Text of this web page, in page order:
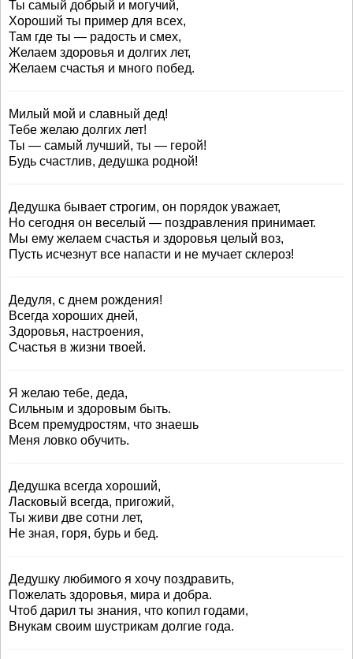
Ты самый добрый и могучий,
Хороший ты пример для всех,
Там где ты — радость и смех,
Желаем здоровья и долгих лет,
Желаем счастья и много побед.
Милый мой и славный дед!
Тебе желаю долгих лет!
Ты — самый лучший, ты — герой!
Будь счастлив, дедушка родной!
Дедушка бывает строгим, он порядок уважает,
Но сегодня он веселый — поздравления принимает.
Мы ему желаем счастья и здоровья целый воз,
Пусть исчезнут все напасти и не мучает склероз!
Дедуля, с днем рождения!
Всегда хороших дней,
Здоровья, настроения,
Счастья в жизни твоей.
Я желаю тебе, деда,
Сильным и здоровым быть.
Всем премудростям, что знаешь
Меня ловко обучить.
Дедушка всегда хороший,
Ласковый всегда, пригожий,
Ты живи две сотни лет,
Не зная, горя, бурь и бед.
Дедушку любимого я хочу поздравить,
Пожелать здоровья, мира и добра.
Чтоб дарил ты знания, что копил годами,
Внукам своим шустрикам долгие года.